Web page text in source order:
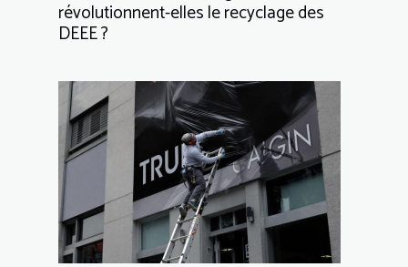
révolutionnent-elles le recyclage des
DEEE ?